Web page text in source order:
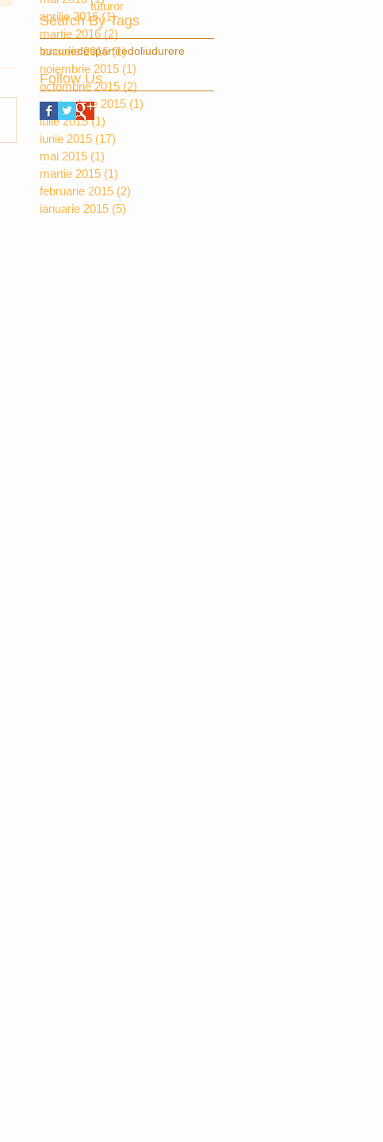
tuturor
bucuriedespartiredoliudurere
Search By Tags
aprilie 2016 (1)1 postare
martie 2016 (2)
ianuarie 2016 (1)1 postare
noiembrie 2015 (1)
octombrie 2015 (2)
septembrie 2015 (1)
iulie 2015 (1)
iunie 2015 (17)
mai 2015 (1)
martie 2015 (1)
februarie 2015 (2)
ianuarie 2015 (5)
Follow Us